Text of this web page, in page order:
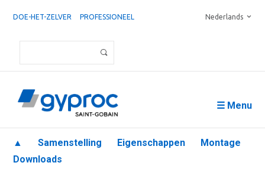
DOE-HET-ZELVER PROFESSIONEEL Nederlands
☰ Menu
▲ Samenstelling Eigenschappen
Montage
Downloads